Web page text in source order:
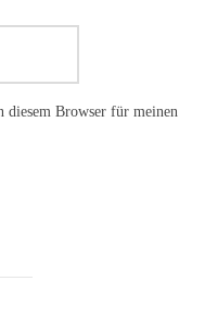
diesem Browser für meinen